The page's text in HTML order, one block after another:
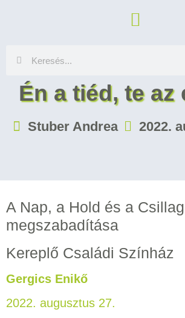
Én a tiéd, te az
Stuber Andrea 2022.
A Nap, a Hold és a Csillag
megszabadítása
Kereplő Családi Színház
Gergics Enikő
2022. augusztus 27.